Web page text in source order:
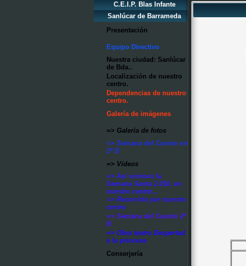
C.E.I.P. Blas Infante
Sanlúcar de Barrameda
Presentación
Equipo Directivo
Nuestra ciudad: Sanlúcar
de Bda..
Localización de nuestro
centro.
Dependencias de nuestro
centro.
Galería de imágenes
=> Galería de fotos
=> Semana del Cuento en
2º B
=> Vídeos
=> Así vivimos la
Semana Santa 2.010, en
nuestro centro...
=> Recorrido por nuestro
centro
=> Semana del Cuento 2º
B
=> Obra teatro Despertad
a la princesa
Conserjería